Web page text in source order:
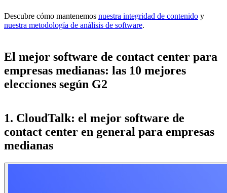
Descubre cómo mantenemos nuestra integridad de contenido y
nuestra metodología de análisis de software.
El mejor software de contact center para
empresas medianas: las 10 mejores
elecciones según G2
1. CloudTalk: el mejor software de
contact center en general para empresas
medianas